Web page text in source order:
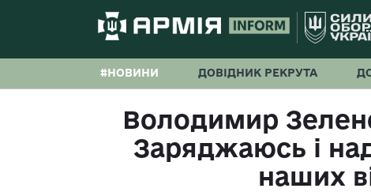
#НОВИНИ ДОВІДНИК РЕКРУТА
Володимир
Заряджаюсь і
наших